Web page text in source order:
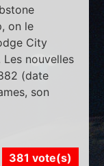
on le
City
Les nouvelles
(date
son
381 vote(s)